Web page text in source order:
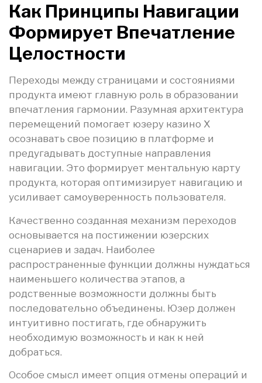
Как Принципы Навигации
Формирует Впечатление
Целостности
Переходы между страницами и состояниями
продукта имеют главную роль в образовании
впечатления гармонии. Разумная архитектура
перемещений помогает юзеру казино Х
осознавать свое позицию в платформе и
предугадывать доступные направления
навигации. Это формирует ментальную карту
продукта, которая оптимизирует навигацию и
усиливает самоуверенность пользователя.
Качественно созданная механизм переходов
основывается на постижении юзерских
сценариев и задач. Наиболее
распространенные функции должны нуждаться
наименьшего количества этапов, а
родственные возможности должны быть
последовательно объединены. Юзер должен
интуитивно постигать, где обнаружить
необходимую возможность и как к ней
добраться.
Особое смысл имеет опция отмены операций и